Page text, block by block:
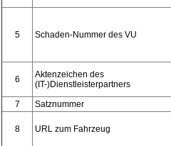
5 Schaden-Nummer des VU
6
Aktenzeichen des
(IT-)Dienstleisterpartners
7
Satznummer
8 URL zum Fahrzeug